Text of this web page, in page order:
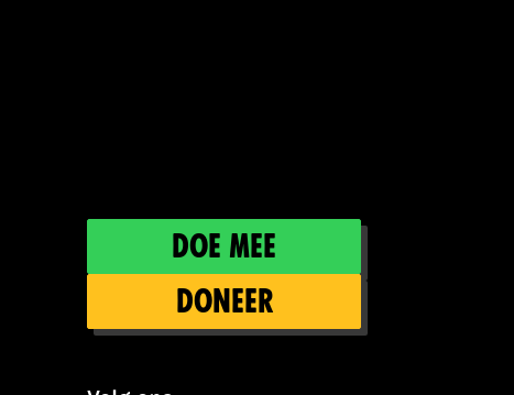
Doe mee
Doneer